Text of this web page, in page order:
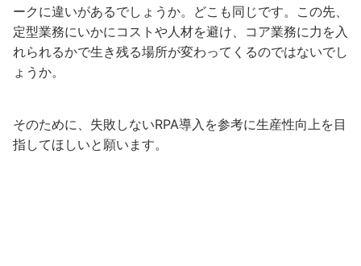
ークに違いがあるでしょうか。どこも同じです。この先、
定型業務にいかにコストや人材を避け、コア業務に力を入
れられるかで生き残る場所が変わってくるのではないでし
ょうか。
そのために、失敗しないRPA導入を参考に生産性向上を目
指してほしいと願います。